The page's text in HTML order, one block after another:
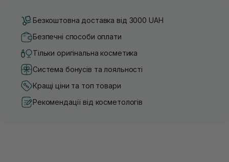
Безкоштовна доставка від 3000 UAH
Безпечні способи оплати
Тільки оригінальна косметика
Система бонусів та лояльності
Кращі ціни та топ товари
Рекомендації від косметологів